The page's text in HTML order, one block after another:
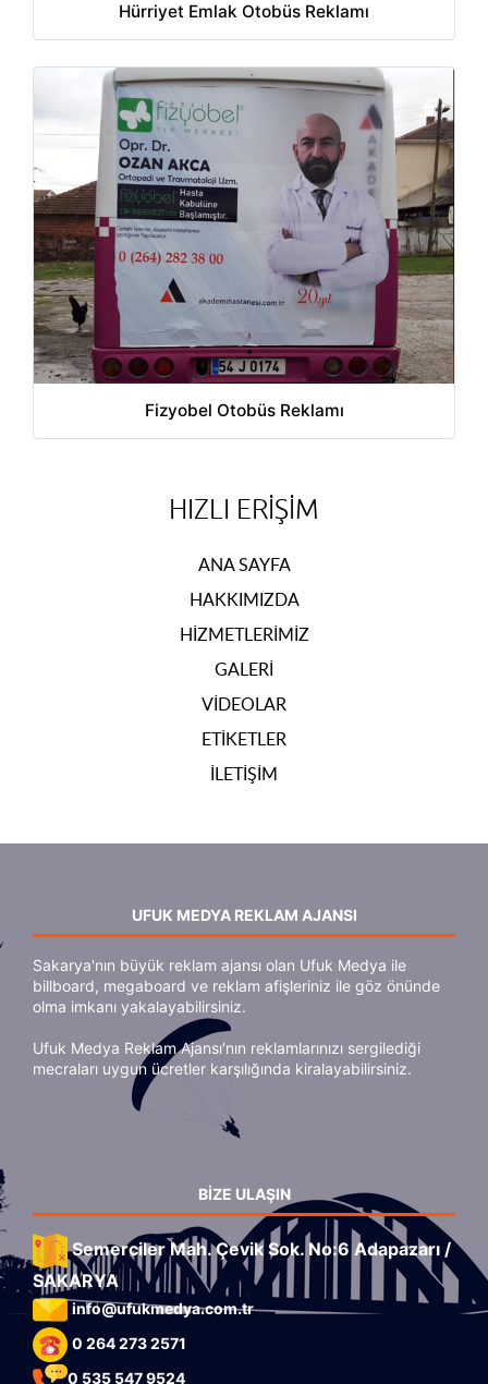
HIZLI ERIŞIM
ANA SAYFA
HAKKIMIZDA
HIZMETLERIMIZ
GALERI
VIDEOLAR
ETIKETLER
İLETIŞIM
Hürriyet Emlak Otobüs Reklamı
Fizyobel Otobüs Reklamı
UFUK MEDYA REKLAM AJANSI
Sakarya'nın büyük reklam ajansı olan Ufuk Medya ile
billboard, megaboard ve reklam afişleriniz ile göz önünde
olma imkanı yakalayabilirsiniz.
Ufuk Medya Reklam Ajansı'nın reklamlarınızı sergilediği
mecraları uygun ücretler karşılığında kiralayabilirsiniz.
BIZE ULAŞIN
Semerciler Mah. Çevik Sok. No:6 Adapazarı /
SAKARYA
info@ufukmedya.com.tr
0 264 273 2571
0 535 547 9524